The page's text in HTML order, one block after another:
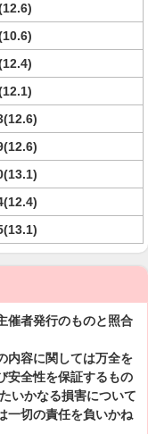
催者発行のものと照合
内容に関しては万全を
安全性を保証するもの
いかなる損害について
一切の責任を負いかね